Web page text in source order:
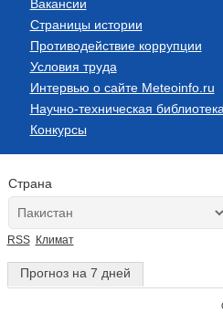
Вакансии
Страницы истории
Противодействие коррупции
Условия труда
Интервью о сайте Meteoinfo.ru
Научно-техническая библиотека
Конкурсы
Страна
RSS Климат
Прогноз на 7 дней